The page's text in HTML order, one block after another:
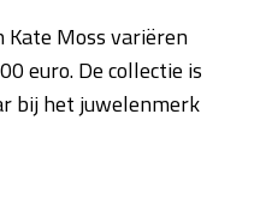
Kate Moss variëren
euro. De collectie is
bij het juwelenmerk